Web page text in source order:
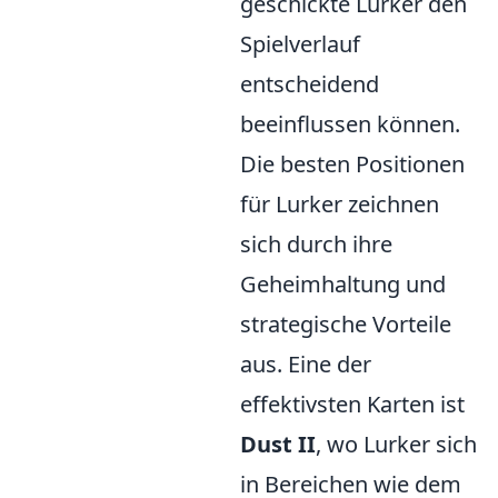
Spielverlauf
entscheidend
beeinflussen können.
Die besten Positionen
für Lurker zeichnen
sich durch ihre
Geheimhaltung und
strategische Vorteile
aus. Eine der
effektivsten Karten ist
Dust II, wo Lurker sich
in Bereichen wie dem